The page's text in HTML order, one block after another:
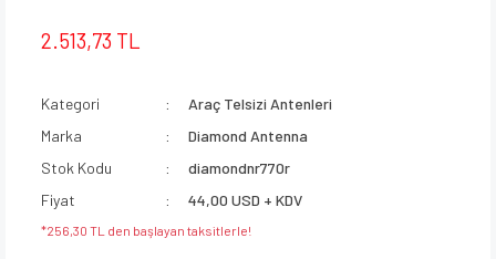
2.513,73 TL
Kategori
Araç Telsizi Antenleri
Marka
Diamond Antenna
Stok Kodu
diamondnr770r
Fiyat
44,00 USD + KDV
*256,30 TL den başlayan taksitlerle!